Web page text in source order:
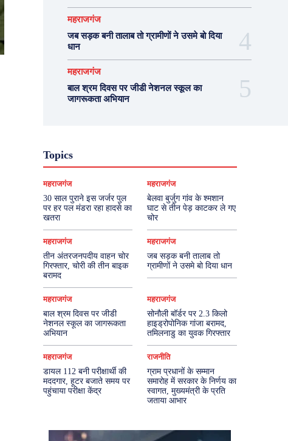
महराजगंज
जब सड़क बनी तालाब तो ग्रामीणों ने उसमे बो दिया
धान
महराजगंज
बाल श्रम दिवस पर जीडी नेशनल स्कूल का
जागरूकता अभियान
Topics
महराजगंज
30 साल पुराने इस जर्जर पुल
पर हर पल मंडरा रहा हादसे का
खतरा
महराजगंज
बेलवा बुर्जुग गांव के श्मशान
घाट से तीन पेड़ काटकर ले गए
चोर
महराजगंज
तीन अंतरजनपदीय वाहन चोर
गिरफ्तार, चोरी की तीन बाइक
बरामद
महराजगंज
जब सड़क बनी तालाब तो
ग्रामीणों ने उसमे बो दिया धान
महराजगंज
बाल श्रम दिवस पर जीडी
नेशनल स्कूल का जागरूकता
अभियान
महराजगंज
सोनौली बॉर्डर पर 2.3 किलो
हाइड्रोपोनिक गांजा बरामद,
तमिलनाडु का युवक गिरफ्तार
महराजगंज
डायल 112 बनी परीक्षार्थी की
मददगार, हूटर बजाते समय पर
पहुंचाया परीक्षा केंद्र
राजनीति
ग्राम प्रधानों के सम्मान
समारोह में सरकार के निर्णय का
स्वागत, मुख्यमंत्री के प्रति
जताया आभार